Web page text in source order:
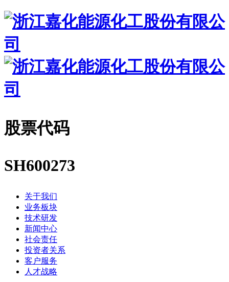
股票代码
SH600273
关于我们
业务板块
技术研发
新闻中心
社会责任
投资者关系
客户服务
人才战略